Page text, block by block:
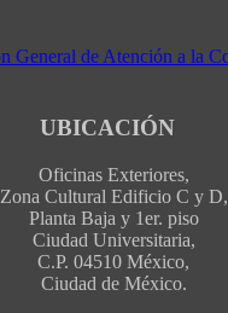
UBICACIÓN
Oficinas Exteriores,
Zona Cultural Edificio C y D,
Planta Baja y 1er. piso
Ciudad Universitaria,
C.P. 04510 México,
Ciudad de México.